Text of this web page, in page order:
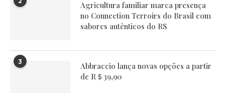
Agricultura familiar marca presença
no Connection Terroirs do Brasil com
sabores autênticos do RS
3
Abbraccio lança novas opções a partir
de R＄39,90